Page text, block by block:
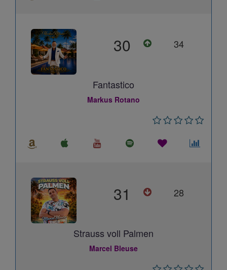
30 34
Fantastico
Markus Rotano
31 28
Strauss voll Palmen
Marcel Bleuse